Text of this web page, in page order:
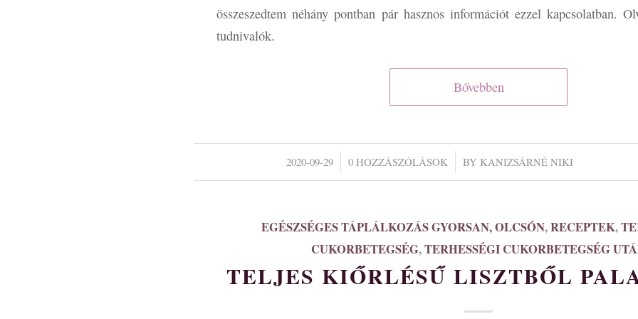
összeszedtem néhány pontban pár hasznos információt ezzel kapcsolatban.
tudnivalók.
Bővebben
2020-09-29
/ 0 HOZZÁSZÓLÁSOK
/ BY KANIZSÁRNÉ NIKI
EGÉSZSÉGES TÁPLÁLKOZÁS GYORSAN, OLCSÓN,RECEPTEK,
CUKORBETEGSÉG,TERHESSÉGI CUKORBETEGSÉG
TELJES KIŐRLÉSŰ LISZTBŐL